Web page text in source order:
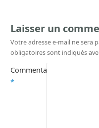
Laisser un
Votre adresse e-mail ne sera
obligatoires sont indiqués
Commentaire
*